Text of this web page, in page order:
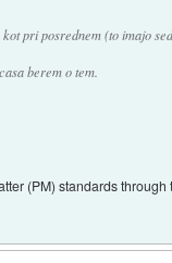
pri posrednem (to imajo
berem o tem.
(PM) standards